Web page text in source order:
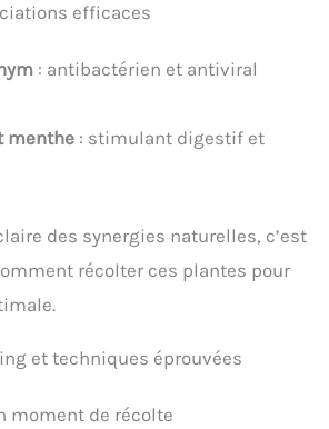
efficaces
: antibactérien et antiviral
menthe : stimulant digestif et
des synergies naturelles, c’est
récolter ces plantes pour
et techniques éprouvées
moment de récolte